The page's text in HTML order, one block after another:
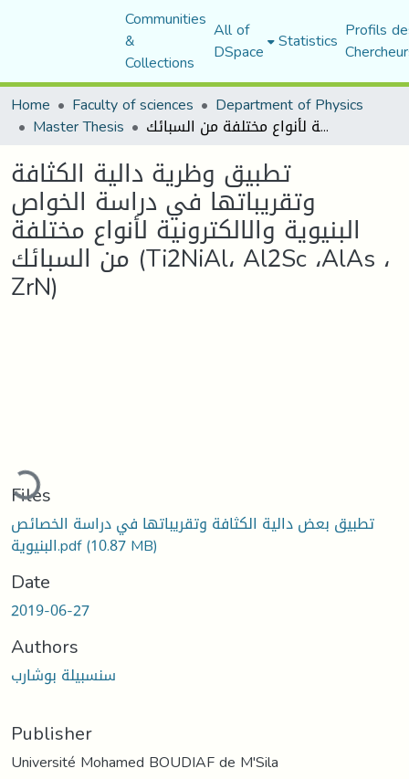
Communities
&
Collections
All of
DSpace Statistics Profils
Home
Faculty of sciences Department of Physics
Master Thesis تطبيق وظرية دالية الكثافة وتقريباتها في دراسة الخواص البنيوية والالكترونية لأنواع مختلفة من السبائك (Ti2NiAl، Al2Sc ،AlAs ، ZrN)
تطبيق وظرية دالية الكثافة
وتقريباتها في دراسة الخواص
البنيوية والالكترونية لأنواع مختلفة
من السبائك (Ti2NiAl، Al2Sc ،AlAs ،
ZrN)
Loading...
Files
تطبيق بعض دالية الكثافة وتقريباتها في دراسة الخصائص
البنيوية.pdf(10.87 MB)
Date
2019-06-27
Authors
سنسبيلة بوشارب
Publisher
Université Mohamed BOUDIAF de M'Sila